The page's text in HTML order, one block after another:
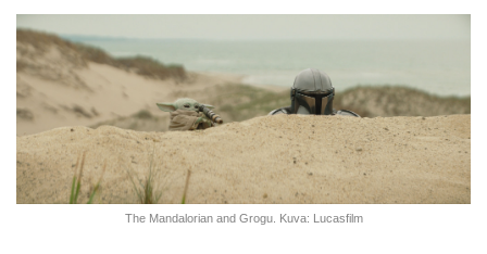
The Mandalorian and Grogu. Kuva: Lucasfilm